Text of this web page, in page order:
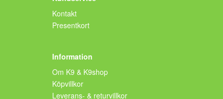
Kontakt
Presentkort
Information
Om K9 & K9shop
Köpvillkor
Leverans- & returvillkor